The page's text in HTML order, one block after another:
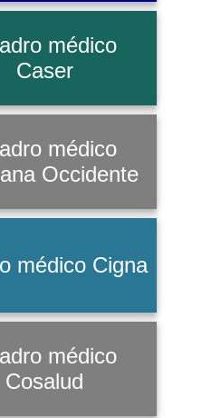
médico
Caser
médico
Occidente
médico Cigna
médico
Cosalud